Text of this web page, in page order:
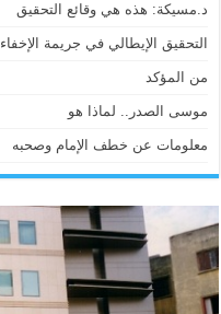
د.مسيكة: هذه هي وقائع التحقيق
التحقيق الإيطالي في جريمة الإخفاء
من المؤكد
موسى الصدر.. لماذا هو
معلومات عن خطف الإمام وصحبه